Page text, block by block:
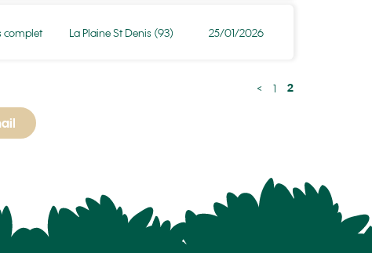
complet La Plaine St Denis (93) 25/01/2026
< 1 2